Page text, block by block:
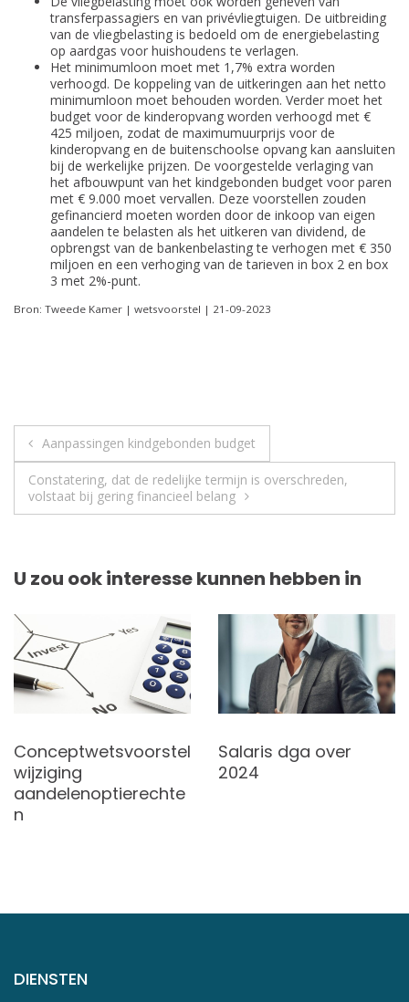
transferpassagiers en van privévliegtuigen. De uitbreiding
van de vliegbelasting is bedoeld om de energiebelasting
op aardgas voor huishoudens te verlagen.
Het minimumloon moet met 1,7% extra worden
verhoogd. De koppeling van de uitkeringen aan het netto
minimumloon moet behouden worden. Verder moet het
budget voor de kinderopvang worden verhoogd met €
425 miljoen, zodat de maximumuurprijs voor de
kinderopvang en de buitenschoolse opvang kan aansluiten
bij de werkelijke prijzen. De voorgestelde verlaging van
het afbouwpunt van het kindgebonden budget voor paren
met € 9.000 moet vervallen. Deze voorstellen zouden
gefinancierd moeten worden door de inkoop van eigen
aandelen te belasten als het uitkeren van dividend, de
opbrengst van de bankenbelasting te verhogen met € 350
miljoen en een verhoging van de tarieven in box 2 en box
3 met 2%-punt.
Bron: Tweede Kamer | wetsvoorstel | 21-09-2023
Berichtnavigatie
Aanpassingen kindgebonden budget
Constatering, dat de redelijke termijn is overschreden,
volstaat bij gering financieel belang
U zou ook interesse kunnen hebben in
Conceptwetsvoorstel
wijziging
aandelenoptierechte
n
Salaris dga over
2024
DIENSTEN